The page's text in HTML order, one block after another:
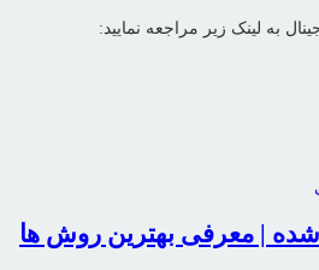
به لینک زیر مراجعه نمایید:
| معرفی بهترین روش ها